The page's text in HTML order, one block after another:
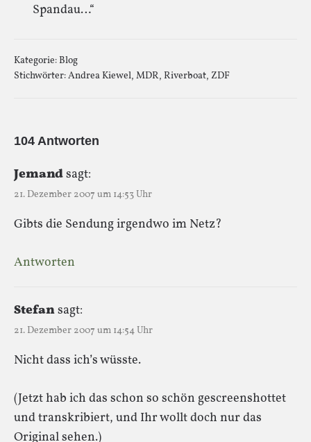
Spandau…“
Kategorie:Blog
Stichwörter:Andrea Kiewel, MDR, Riverboat, ZDF
104 Antworten
Jemandsagt:
21. Dezember 2007 um 14:53 Uhr
Gibts die Sendung irgendwo im Netz?
Antworten
Stefansagt:
21. Dezember 2007 um 14:54 Uhr
Nicht dass ich’s wüsste.
(Jetzt hab ich das schon so schön gescreenshottet
und transkribiert, und Ihr wollt doch nur das
Original sehen.)